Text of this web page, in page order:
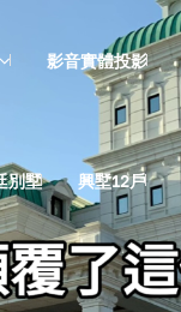
影音實體投影
別墅 興墅12戶